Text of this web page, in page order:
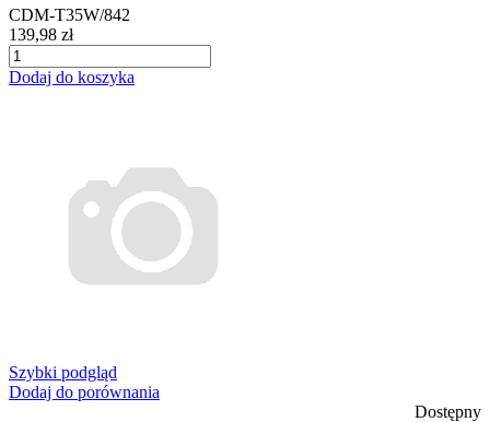
CDM-T35W/842
139,98 zł
Dodaj do koszyka
Szybki podgląd
Dodaj do porównania
Dostępny